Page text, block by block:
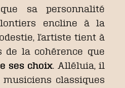
sa personnalité
encline à la
l’artiste tient à
de la cohérence que
ses choix. Alléluia, il
classiques